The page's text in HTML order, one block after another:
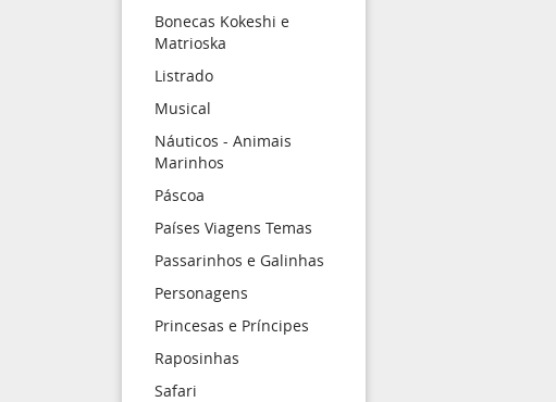
Bonecas Kokeshi e
Matrioska
Listrado
Musical
Náuticos - Animais
Marinhos
Páscoa
Países Viagens Temas
Passarinhos e Galinhas
Personagens
Princesas e Príncipes
Raposinhas
Safari